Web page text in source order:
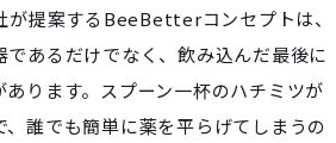
が提案するBeeBetterコンセプトは、
あるだけでなく、飲み込んだ最後に
あります。スプーン一杯のハチミツが
誰でも簡単に薬を平らげてしまうの